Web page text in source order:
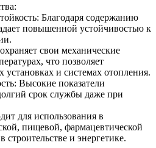
Благодаря содержанию
повышенной устойчивостью к
свои механические
что позволяет
установках и системах отопления.
Высокие показатели
срок службы даже при
для использования в
пищевой, фармацевтической
и энергетике.